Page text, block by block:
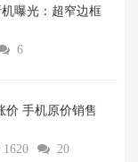
曝光：超窄边框
6
价 手机原价销售
1620  20